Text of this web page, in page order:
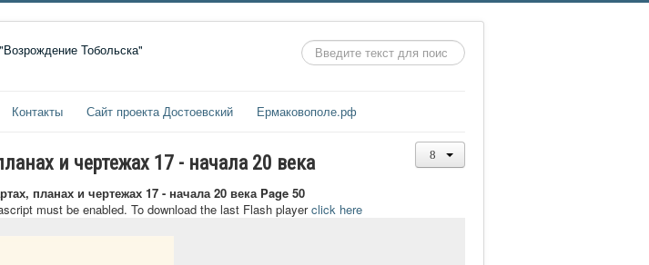
Искать...
Контакты Сайт проекта Достоевский Ермаковополе.рф
и чертежах 17 - начала 20 века
планах и чертежах 17 - начала 20 века Page 50
must be enabled. To download the last Flash playerclick here